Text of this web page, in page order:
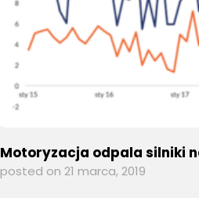
Motoryzacja odpala silniki
posted on 21 marca, 2019